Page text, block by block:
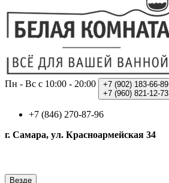
Пн - Вс с 10:00 - 20:00 +7 (902) 183-66-89
+7 (960) 821-12-73
+7 (846) 270-87-96
г. Самара, ул. Красноармейская 34
Везде